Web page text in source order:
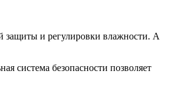
защиты и регулировки влажности. А
система безопасности позволяет